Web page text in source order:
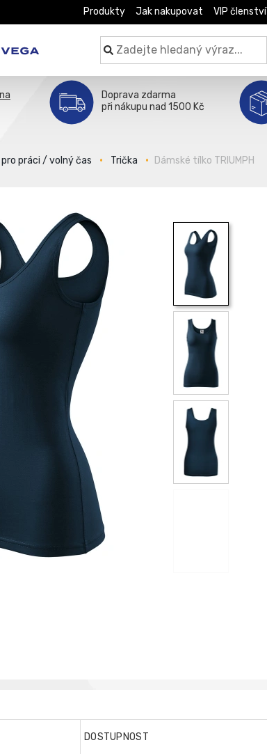
Produkty Jak nakupovat VIP členství
Doprava zdarma
při nákupu nad 1500 Kč
pro práci / volný čas Trička Dámské tílko TRIUMPH
DOSTUPNOST